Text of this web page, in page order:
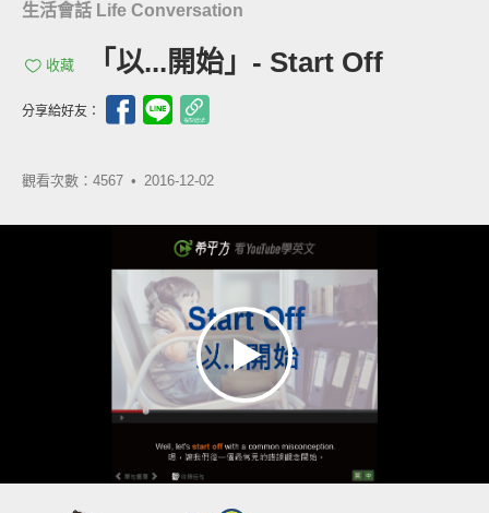
生活會話 Life Conversation
收藏 「以...開始」- Start Off
分享給好友：
觀看次數：4567 • 2016-12-02